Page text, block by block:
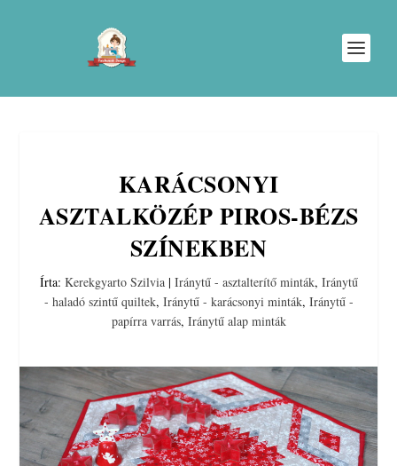
KARÁCSONYI
ASZTALKÖZÉP PIROS-BÉZS
SZÍNEKBEN
Írta: Kerekgyarto Szilvia| Iránytű - asztalterítő minták, Iránytű
- haladó szintű quiltek, Iránytű - karácsonyi minták, Iránytű -
papírra varrás, Iránytű alap minták